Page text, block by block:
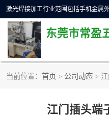
东莞市常盈
当前位置： 首页 > 公司动态 >
江门插头端
铝合金产品激光焊接